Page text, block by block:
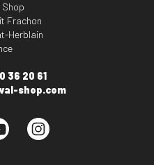
Shop
Frachon
Herblain
36 20 61
shop.com
YouTube